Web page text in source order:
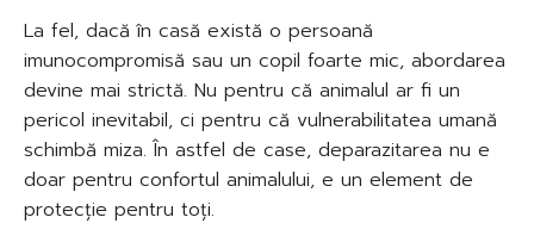
La fel, dacă în casă există o persoană
imunocompromisă sau un copil foarte mic, abordarea
devine mai strictă. Nu pentru că animalul ar fi un
pericol inevitabil, ci pentru că vulnerabilitatea umană
schimbă miza. În astfel de case, deparazitarea nu e
doar pentru confortul animalului, e un element de
protecție pentru toți.